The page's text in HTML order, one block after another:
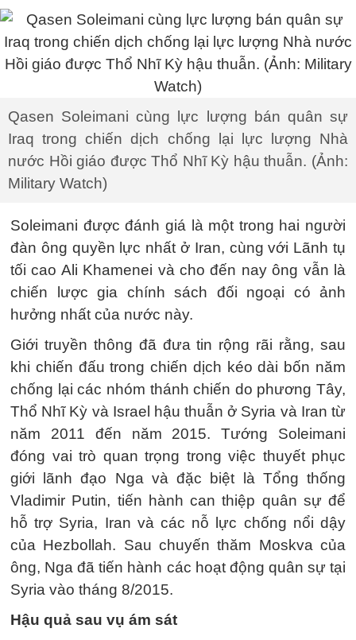
Qasen Soleimani cùng lực lượng bán quân sự
Iraq trong chiến dịch chống lại lực lượng Nhà
nước Hồi giáo được Thổ Nhĩ Kỳ hậu thuẫn. (Ảnh:
Military Watch)
Soleimani được đánh giá là một trong hai người
đàn ông quyền lực nhất ở Iran, cùng với Lãnh tụ
tối cao Ali Khamenei và cho đến nay ông vẫn là
chiến lược gia chính sách đối ngoại có ảnh
hưởng nhất của nước này.
Giới truyền thông đã đưa tin rộng rãi rằng, sau
khi chiến đấu trong chiến dịch kéo dài bốn năm
chống lại các nhóm thánh chiến do phương Tây,
Thổ Nhĩ Kỳ và Israel hậu thuẫn ở Syria và Iran từ
năm 2011 đến năm 2015. Tướng Soleimani
đóng vai trò quan trọng trong việc thuyết phục
giới lãnh đạo Nga và đặc biệt là Tổng thống
Vladimir Putin, tiến hành can thiệp quân sự để
hỗ trợ Syria, Iran và các nỗ lực chống nổi dậy
của Hezbollah. Sau chuyến thăm Moskva của
ông, Nga đã tiến hành các hoạt động quân sự tại
Syria vào tháng 8/2015.
Hậu quả sau vụ ám sát